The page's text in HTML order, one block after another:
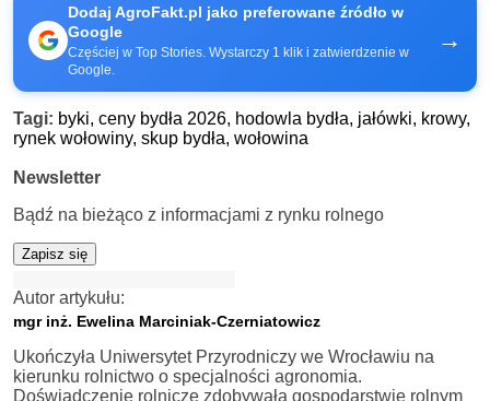
Dodaj AgroFakt.pl jako preferowane źródło w
Google
Częściej w Top Stories. Wystarczy 1 klik i zatwierdzenie w
Google.
→
Tagi: byki, ceny bydła 2026, hodowla bydła, jałówki, krowy,
rynek wołowiny, skup bydła, wołowina
Newsletter
Bądź na bieżąco z informacjami z rynku rolnego
Zapisz się
Autor artykułu:
mgr inż. Ewelina Marciniak-Czerniatowicz
Ukończyła Uniwersytet Przyrodniczy we Wrocławiu na
kierunku rolnictwo o specjalności agronomia.
Doświadczenie rolnicze zdobywała gospodarstwie rolnym